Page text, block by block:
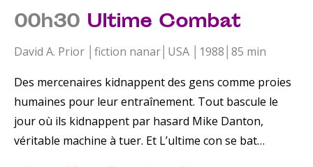
00h30 Ultime Combat
David A. Prior │fiction nanar│USA │1988│85 min
Des mercenaires kidnappent des gens comme proies
humaines pour leur entraînement. Tout bascule le
jour où ils kidnappent par hasard Mike Danton,
véritable machine à tuer. Et L’ultime con se bat…